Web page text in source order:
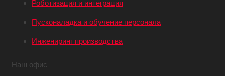
Роботизация и интеграция
Пусконаладка и обучение персонала
Инжениринг производства
Наш офис